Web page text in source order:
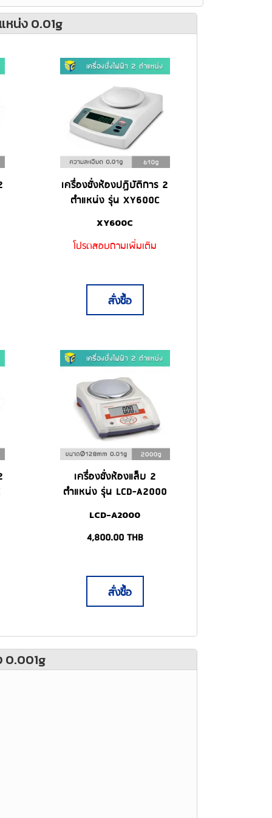
หน่ง 0.01g
เครื่องชั่งห้องปฏิบัติการ 2
ตำแหน่ง รุ่น XY600C
XY600C
โปรดสอบถามเพิ่มเติม
สั่งซื้อ
เครื่องชั่งห้องแล็บ 2
ตำแหน่ง รุ่น LCD-A2000
LCD-A2000
4,800.00 THB
สั่งซื้อ
0.001g